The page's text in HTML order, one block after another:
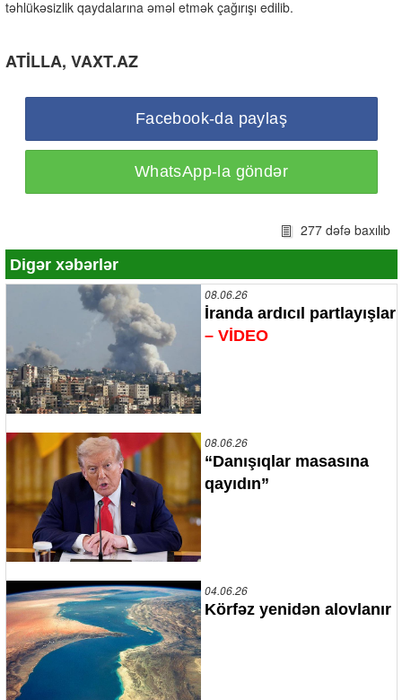
təhlükəsizlik qaydalarına əməl etmək çağırışı edilib.
ATİLLA, VAXT.AZ
Facebook-da paylaş
WhatsApp-la göndər
277 dəfə baxılıb
Digər xəbərlər
08.06.26
İranda ardıcıl partlayışlar
– VİDEO
08.06.26
“Danışıqlar masasına
qayıdın”
04.06.26
Körfəz yenidən alovlanır